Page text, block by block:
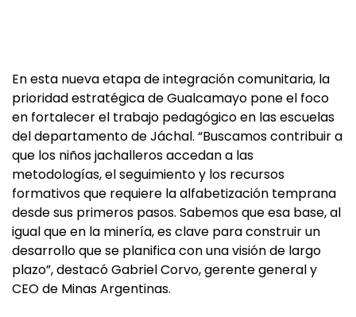
En esta nueva etapa de integración comunitaria, la
prioridad estratégica de Gualcamayo pone el foco
en fortalecer el trabajo pedagógico en las escuelas
del departamento de Jáchal. “Buscamos contribuir a
que los niños jachalleros accedan a las
metodologías, el seguimiento y los recursos
formativos que requiere la alfabetización temprana
desde sus primeros pasos. Sabemos que esa base, al
igual que en la minería, es clave para construir un
desarrollo que se planifica con una visión de largo
plazo”, destacó Gabriel Corvo, gerente general y
CEO de Minas Argentinas.